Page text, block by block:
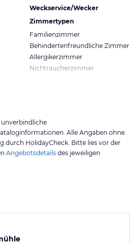
Weckservice/Wecker
Zimmertypen
Familienzimmer
Behindertenfreundliche Zimmer
Allergikerzimmer
Nichtraucherzimmer
Alle Angaben ohne
durch HolidayCheck. Bitte lies vor der
Angebotsdetails des jeweiligen